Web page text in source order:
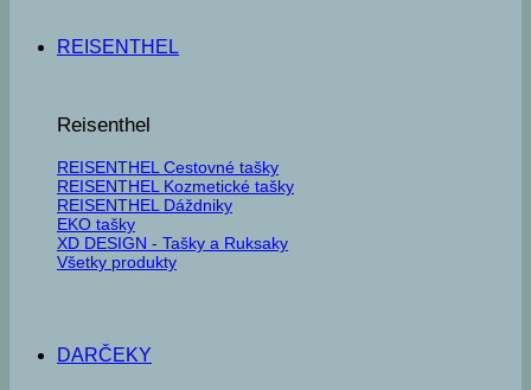
REISENTHEL
Reisenthel
REISENTHEL Cestovné tašky
REISENTHEL Kozmetické tašky
REISENTHEL Dáždniky
EKO tašky
XD DESIGN - Tašky a Ruksaky
Všetky produkty
DARČEKY